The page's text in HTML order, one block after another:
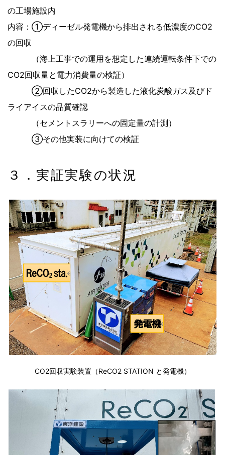
の工場施設内
内容：①ディーゼル発電機から排出される低濃度のCO2
の回収
（海上工事での運用を想定した連続運転条件下での
CO2回収量と電力消費量の検証）
②回収したCO2から製造した液化炭酸ガス及びド
ライアイスの品質確認
（セメントスラリーへの固定量の計測）
③その他実装に向けての検証
３．実証実験の状況
CO2回収実験装置（ReCO2 STATION と発電機）